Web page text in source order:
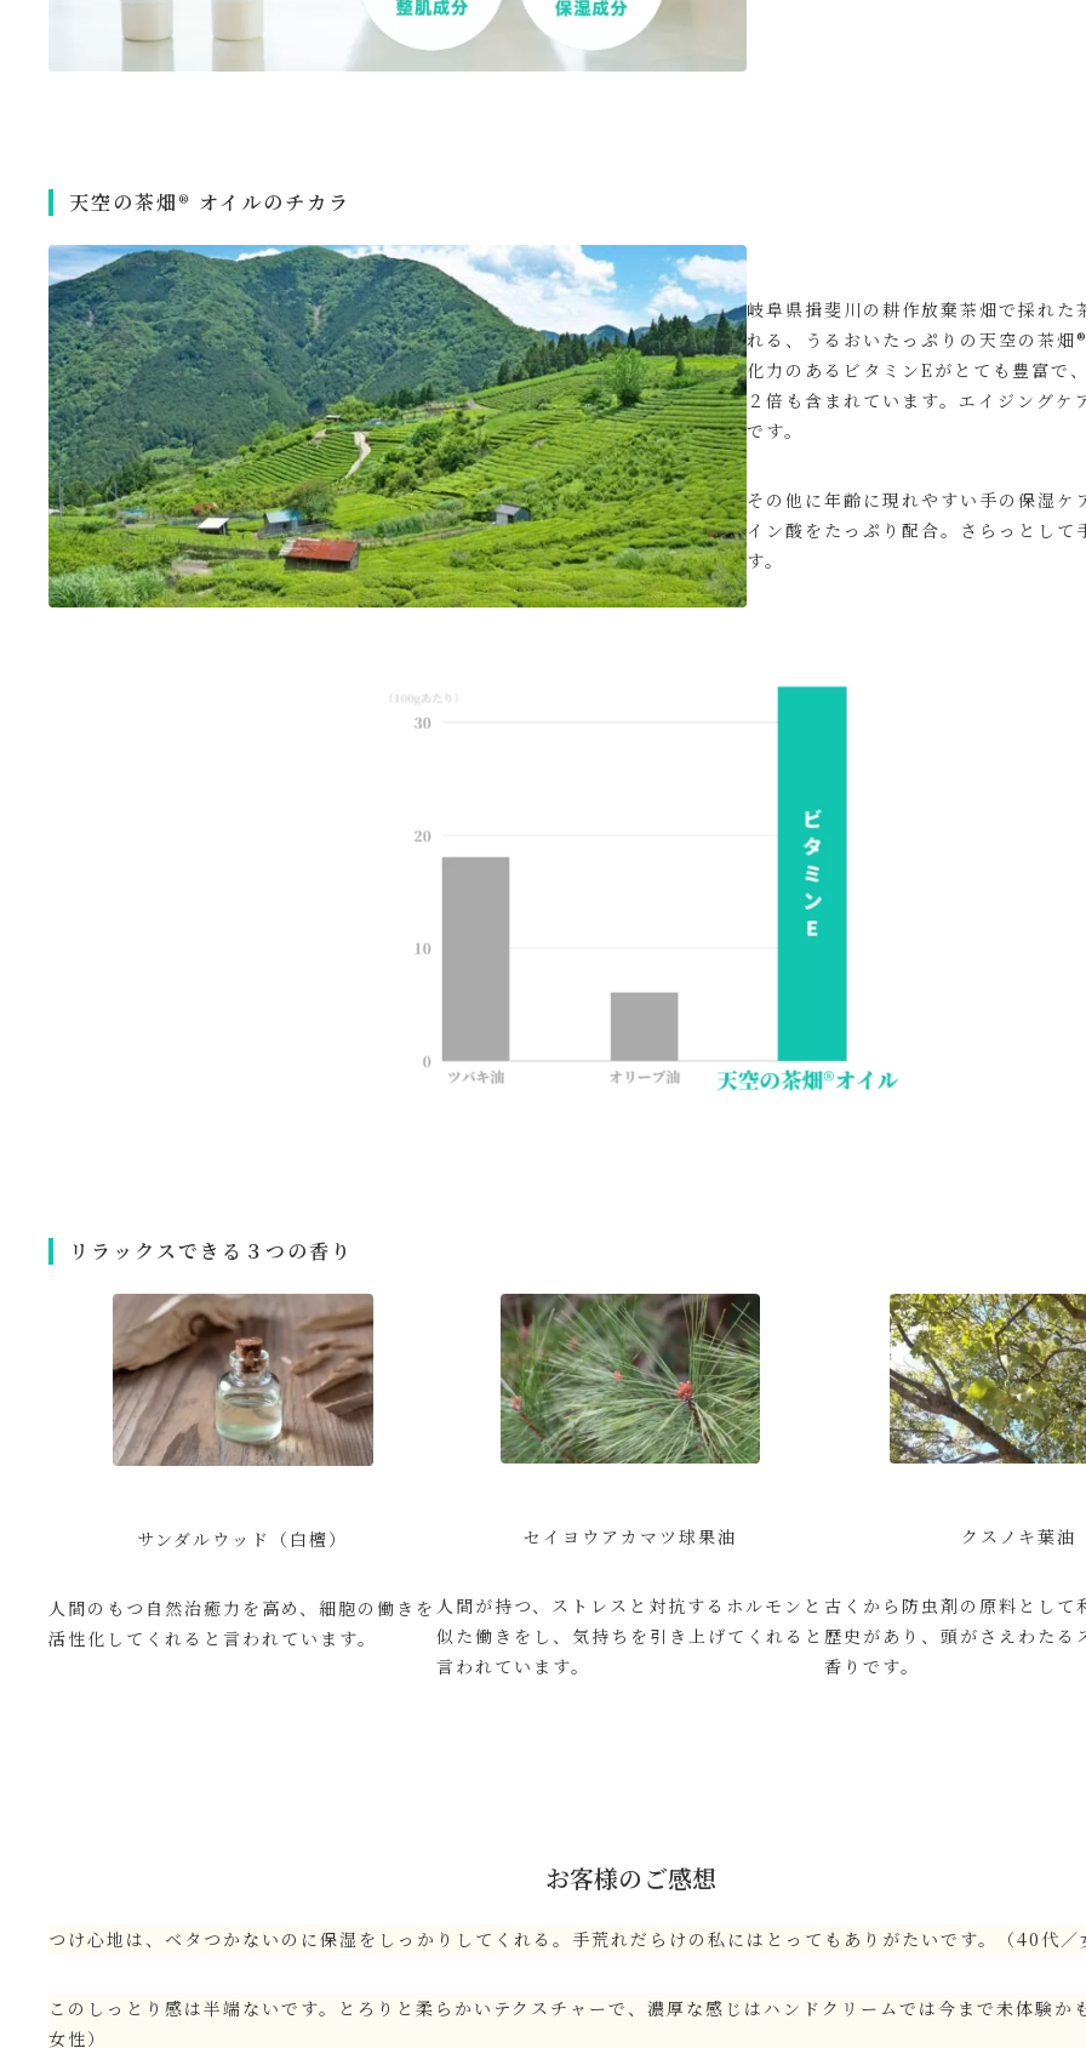
天空の茶畑®️ オイルのチカラ
岐阜県揖斐川の耕作放棄茶畑で採れた
れる、うるおいたっぷりの天空の茶畑
化力のあるビタミンEがとても豊富で
２倍も含まれています。エイジングケ
です。
その他に年齢に現れやすい手の保湿ケ
イン酸をたっぷり配合。さらっとして
す。
リラックスできる３つの香り
サンダルウッド（白檀）
人間のもつ自然治癒力を高め、細胞の働きを
活性化してくれると言われています。
セイヨウアカマツ球果油
人間が持つ、ストレスと対抗するホルモンと
似た働きをし、気持ちを引き上げてくれると
言われています。
クスノキ葉油
古くから防虫剤の原料として
歴史があり、頭がさえわたる
香りです。
お客様のご感想
つけ心地は、ベタつかないのに保湿をしっかりしてくれる。手荒れだらけの私にはとってもありがたいです。（40代／
このしっとり感は半端ないです。とろりと柔らかいテクスチャーで、濃厚な感じはハンドクリームでは今まで未体験か
女性）